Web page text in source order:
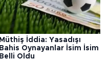
Müthiş İddia: Yasadışı
Bahis Oynayanlar İsim İsim
Belli Oldu